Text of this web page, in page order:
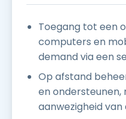
Toegang tot een
computers en
demand via een
Op afstand
en ondersteunen,
aanwezigheid